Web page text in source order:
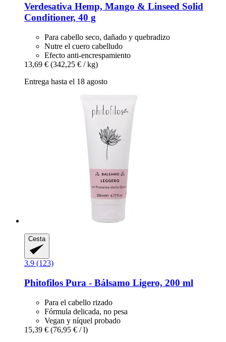
Verdesativa Hemp, Mango & Linseed Solid
Conditioner, 40 g
Para cabello seco, dañado y quebradizo
Nutre el cuero cabelludo
Efecto anti-encrespamiento
13,69 € (342,25 € / kg)
Entrega hasta el 18 agosto
Cesta
3.9 (123)
Phitofilos Pura -​ Bálsamo Ligero, 200 ml
Para el cabello rizado
Fórmula delicada, no pesa
Vegan y níquel probado
15,39 € (76,95 € / l)